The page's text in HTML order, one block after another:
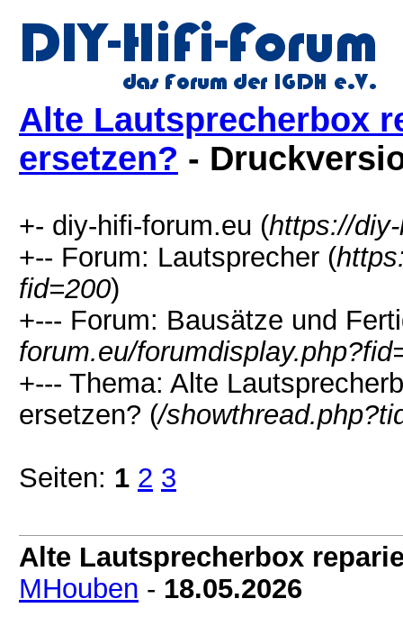
Alte Lautsprecherbox
ersetzen? -
+- diy-hifi-forum.eu (https://
+-- Forum: Lautsprecher (
fid=200)
+--- Forum: Bausätze und
forum.eu/
+--- Thema: Alte
ersetzen? (/
Seiten: 1 2 3
Alte Lautsprecherbox
MHouben - 18.05.2026